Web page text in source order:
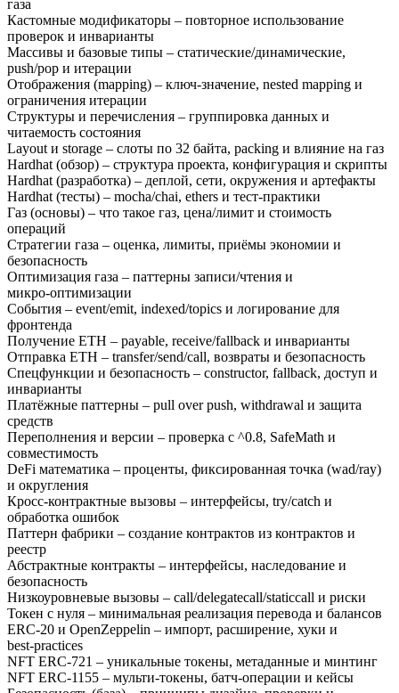
газа
Кастомные модификаторы – повторное использование
проверок и инварианты
Массивы и базовые типы – статические/динамические,
push/pop и итерации
Отображения (mapping) – ключ‑значение, nested mapping и
ограничения итерации
Структуры и перечисления – группировка данных и
читаемость состояния
Layout и storage – слоты по 32 байта, packing и влияние на газ
Hardhat (обзор) – структура проекта, конфигурация и скрипты
Hardhat (разработка) – деплой, сети, окружения и артефакты
Hardhat (тесты) – mocha/chai, ethers и тест‑практики
Газ (основы) – что такое газ, цена/лимит и стоимость
операций
Стратегии газа – оценка, лимиты, приёмы экономии и
безопасность
Оптимизация газа – паттерны записи/чтения и
микро‑оптимизации
События – event/emit, indexed/topics и логирование для
фронтенда
Получение ETH – payable, receive/fallback и инварианты
Отправка ETH – transfer/send/call, возвраты и безопасность
Спецфункции и безопасность – constructor, fallback, доступ и
инварианты
Платёжные паттерны – pull over push, withdrawal и защита
средств
Переполнения и версии – проверка с ^0.8, SafeMath и
совместимость
DeFi математика – проценты, фиксированная точка (wad/ray)
и округления
Кросс‑контрактные вызовы – интерфейсы, try/catch и
обработка ошибок
Паттерн фабрики – создание контрактов из контрактов и
реестр
Абстрактные контракты – интерфейсы, наследование и
безопасность
Низкоуровневые вызовы – call/delegatecall/staticcall и риски
Токен с нуля – минимальная реализация перевода и балансов
ERC‑20 и OpenZeppelin – импорт, расширение, хуки и
best‑practices
NFT ERC‑721 – уникальные токены, метаданные и минтинг
NFT ERC‑1155 – мульти‑токены, батч‑операции и кейсы